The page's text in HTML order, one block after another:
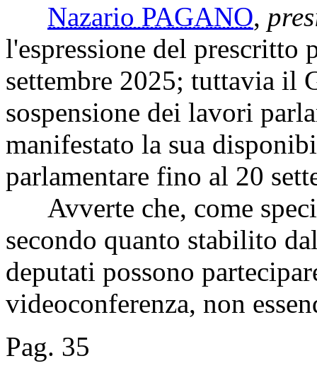
Nazario PAGANO,
l'espressione del prescritto
settembre 2025; tuttavia il
sospensione dei lavori
manifestato la sua
parlamentare fino al 20
Avverte che, come
secondo quanto stabilito
deputati possono
videoconferenza, non
Pag. 35